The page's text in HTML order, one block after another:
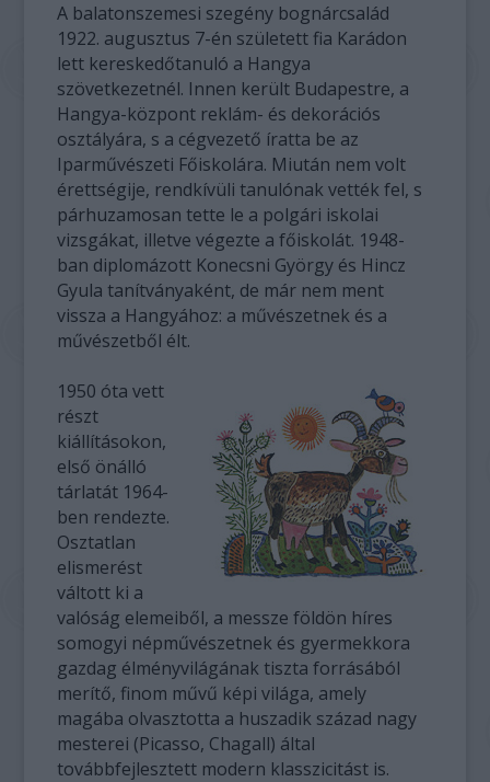
A balatonszemesi szegény bognárcsalád
1922. augusztus 7-én született fia Karádon
lett kereskedőtanuló a Hangya
szövetkezetnél. Innen került Budapestre, a
Hangya-központ reklám- és dekorációs
osztályára, s a cégvezető íratta be az
Iparművészeti Főiskolára. Miután nem volt
érettségije, rendkívüli tanulónak vették fel, s
párhuzamosan tette le a polgári iskolai
vizsgákat, illetve végezte a főiskolát. 1948-
ban diplomázott Konecsni György és Hincz
Gyula tanítványaként, de már nem ment
vissza a Hangyához: a művészetnek és a
művészetből élt.
1950 óta vett
részt
kiállításokon,
első önálló
tárlatát 1964-
ben rendezte.
Osztatlan
elismerést
váltott ki a
valóság elemeiből, a messze földön híres
somogyi népművészetnek és gyermekkora
gazdag élményvilágának tiszta forrásából
merítő, finom művű képi világa, amely
magába olvasztotta a huszadik század nagy
mesterei (Picasso, Chagall) által
továbbfejlesztett modern klasszicitást is.